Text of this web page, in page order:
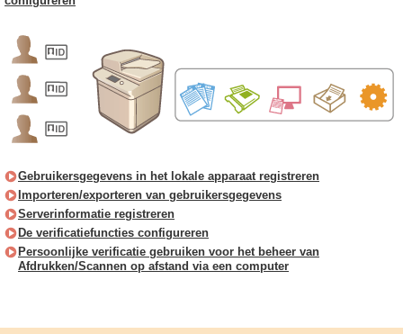
Gebruikersgegevens in het lokale apparaat registreren
Importeren/exporteren van gebruikersgegevens
Serverinformatie registreren
De verificatiefuncties configureren
Persoonlijke verificatie gebruiken voor het beheer van
Afdrukken/Scannen op afstand via een computer